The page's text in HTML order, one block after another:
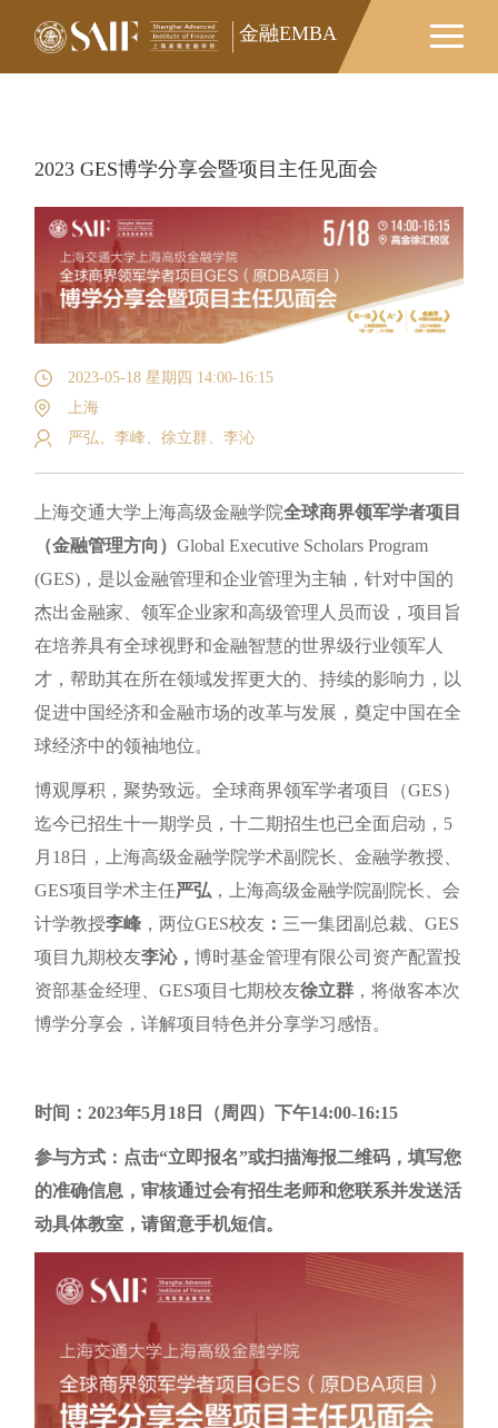
金融EMBA
金融EMBA
2023 GES博学分享会暨项目主任见面会
2023-05-18 星期四 14:00-16:15
上海
严弘、李峰、徐立群、李沁
上海交通大学上海高级金融学院全球商界领军学者项目
（金融管理方向） Global Executive Scholars Program
(GES)，是以金融管理和企业管理为主轴，针对中国的
杰出金融家、领军企业家和高级管理人员而设，项目旨
在培养具有全球视野和金融智慧的世界级行业领军人
才，帮助其在所在领域发挥更大的、持续的影响力，以
促进中国经济和金融市场的改革与发展，奠定中国在全
球经济中的领袖地位。
博观厚积，聚势致远。全球商界领军学者项目（GES）
迄今已招生十一期学员，十二期招生也已全面启动，5
月18日，上海高级金融学院学术副院长、金融学教授、
GES项目学术主任严弘，上海高级金融学院副院长、会
计学教授李峰，两位GES校友 ： 三一集团副总裁、GES
项目九期校友李沁， 博时基金管理有限公司资产配置投
资部基金经理、GES项目七期校友徐立群，将做客本次
博学分享会，详解项目特色并分享学习感悟。
时间：2023年5月18日（周四）下午14:00-16:15
参与方式：点击“立即报名”或扫描海报二维码，填写您
的准确信息，审核通过会有招生老师和您联系并发送活
动具体教室，请留意手机短信。